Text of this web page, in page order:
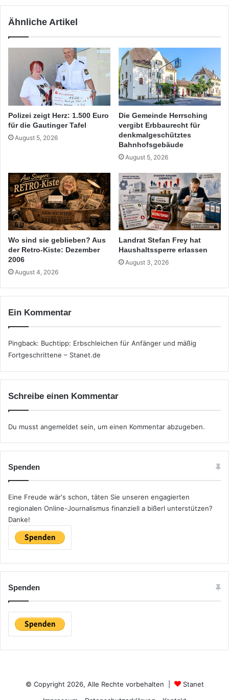
Ähnliche Artikel
Polizei zeigt Herz: 1.500 Euro
für die Gautinger Tafel
August 5, 2026
Die Gemeinde Herrsching
vergibt Erbbaurecht für
denkmalgeschütztes
Bahnhofsgebäude
August 5, 2026
Wo sind sie geblieben? Aus
der Retro-Kiste: Dezember
2006
August 4, 2026
Landrat Stefan Frey hat
Haushaltssperre erlassen
August 3, 2026
Ein Kommentar
Pingback: Buchtipp: Erbschleichen für Anfänger und mäßig
Fortgeschrittene – Stanet.de
Schreibe einen Kommentar
Du musst angemeldet sein, um einen Kommentar abzugeben.
Spenden
Eine Freude wär's schon, täten Sie unseren engagierten
regionalen Online-Journalismus finanziell a bißerl unterstützen?
Danke!
Spenden
© Copyright 2026, Alle Rechte vorbehalten |
Stanet